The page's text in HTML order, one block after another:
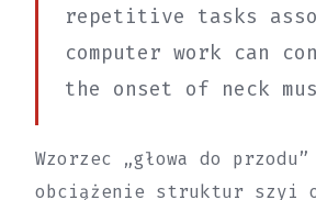
repetitive tasks
computer work can
the onset of neck
Wzorzec „głowa do
obciążenie struktur szyi